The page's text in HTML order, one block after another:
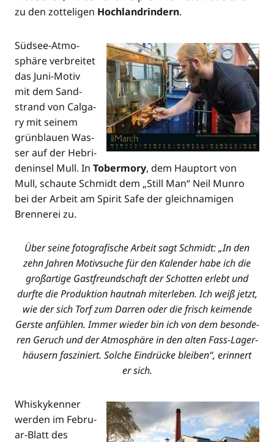
zu den zot­te­li­gen Hoch­land­rin­dern.
Süd­see-Atmo­
sphä­re ver­brei­tet
das Juni-Motiv
mit dem Sand­
strand von Cal­ga­
ry mit sei­nem
grün­blau­en Was­
ser auf der Hebri­
den­in­sel Mull. In Tober­mory, dem Haupt­ort von
Mull, schau­te Schmidt dem „Still Man“ Neil Mun­ro
bei der Arbeit am Spi­rit Safe der gleich­na­mi­gen
Bren­ne­rei zu.
Über sei­ne foto­gra­fi­sche Arbeit sagt Schmidt: „In den
zehn Jah­ren Motiv­su­che für den Kalen­der habe ich die
groß­ar­ti­ge Gast­freund­schaft der Schot­ten erlebt und
durf­te die Pro­duk­ti­on haut­nah mit­er­le­ben. Ich weiß jetzt,
wie der sich Torf zum Dar­ren oder die frisch kei­men­de
Gers­te anfüh­len. Immer wie­der bin ich von dem beson­de­
ren Geruch und der Atmo­sphä­re in den alten Fass-Lager­
häu­sern fas­zi­niert. Sol­che Ein­drü­cke blei­ben“, erin­nert
er sich.
Whis­ky­ke­n­ner
wer­den im Febru­
ar-Blatt des